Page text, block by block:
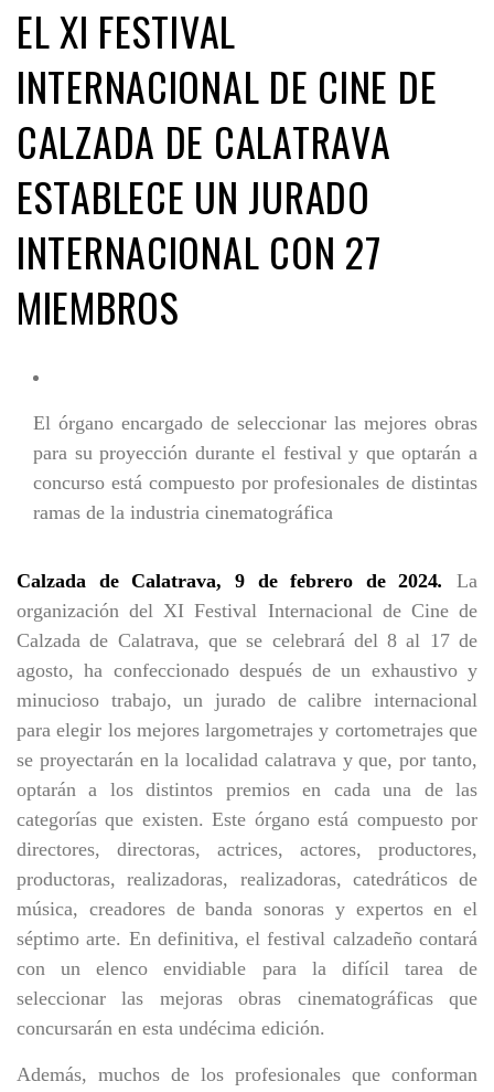
EL XI FESTIVAL
INTERNACIONAL DE CINE DE
CALZADA DE CALATRAVA
ESTABLECE UN JURADO
INTERNACIONAL CON 27
MIEMBROS
El órgano encargado de seleccionar las mejores obras
para su proyección durante el festival y que optarán a
concurso está compuesto por profesionales de distintas
ramas de la industria cinematográfica
Calzada de Calatrava, 9 de febrero de 2024. La
organización del XI Festival Internacional de Cine de
Calzada de Calatrava, que se celebrará del 8 al 17 de
agosto, ha confeccionado después de un exhaustivo y
minucioso trabajo, un jurado de calibre internacional
para elegir los mejores largometrajes y cortometrajes que
se proyectarán en la localidad calatrava y que, por tanto,
optarán a los distintos premios en cada una de las
categorías que existen. Este órgano está compuesto por
directores, directoras, actrices, actores, productores,
productoras, realizadoras, realizadoras, catedráticos de
música, creadores de banda sonoras y expertos en el
séptimo arte. En definitiva, el festival calzadeño contará
con un elenco envidiable para la difícil tarea de
seleccionar las mejoras obras cinematográficas que
concursarán en esta undécima edición.
Además, muchos de los profesionales que conforman